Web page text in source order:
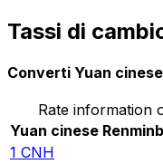
Tassi di
Converti Yuan
Rate information
Yuan cinese
1 CNH